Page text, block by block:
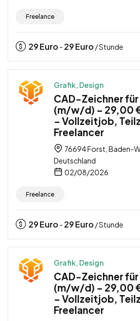
Freelance
29Euro - 29Euro / Stunde
Grafik, Design
CAD-Zeichner
(m/w/d) – 29,00
– Vollzeitjob,
Freelancer
76694 Forst, Baden-
Deutschland
02/08/2026
Freelance
29Euro - 29Euro / Stunde
Grafik, Design
CAD-Zeichner für
(m/w/d) – 29,00
– Vollzeitjob,
Freelancer